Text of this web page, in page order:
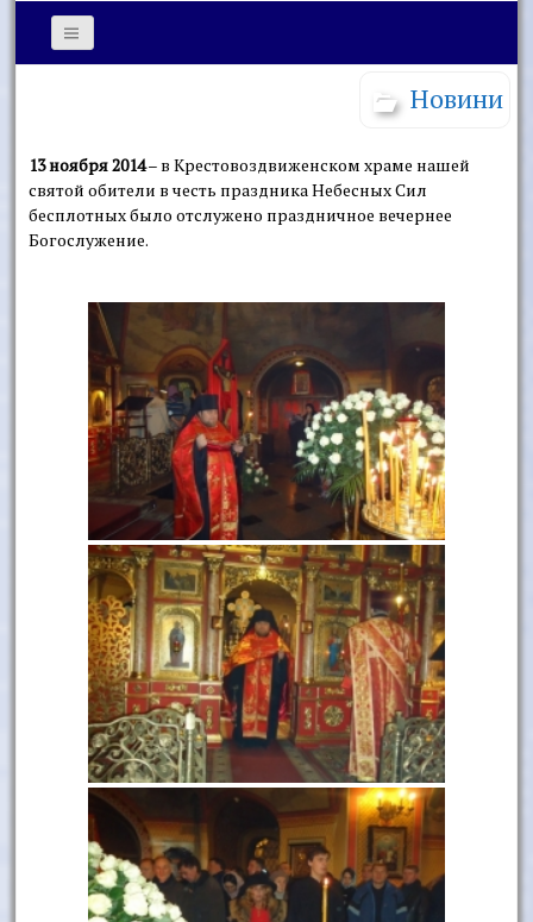
Новини
13 ноября 2014– в Крестовоздвиженском храме нашей
святой обители в честь праздника Небесных Сил
бесплотных было отслужено праздничное вечернее
Богослужение.